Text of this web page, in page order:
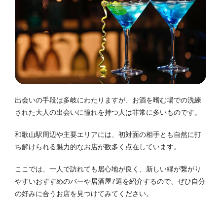
出会いの手段は多岐にわたりますが、お酒を嗜む場での洗練
された大人の出会いに憧れを持つ人は非常に多いものです。
和歌山駅周辺や主要エリアには、初対面の相手とも自然に打
ち解けられる魅力的なお店が数多く点在しています。
ここでは、一人で訪れても居心地が良く、新しい縁が繋がり
やすいおすすめのバーや居酒屋7選を紹介するので、ぜひ自分
の好みに合うお店を見つけてみてください。